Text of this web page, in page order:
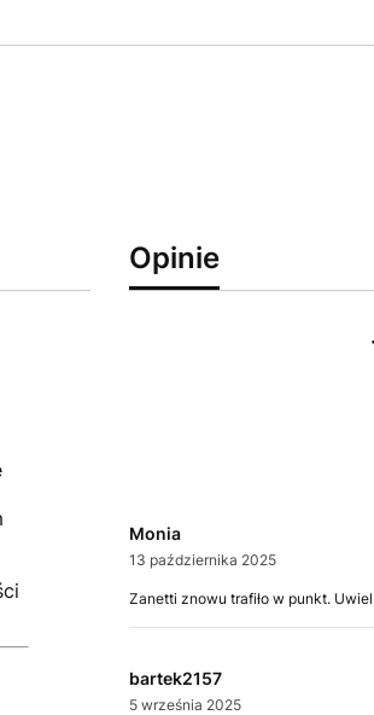
Opinie
Monia
13 października 2025
Zanetti znowu trafiło w punkt.
bartek2157
5 września 2025